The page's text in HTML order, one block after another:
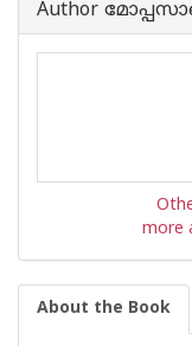
Author
more
About the Book